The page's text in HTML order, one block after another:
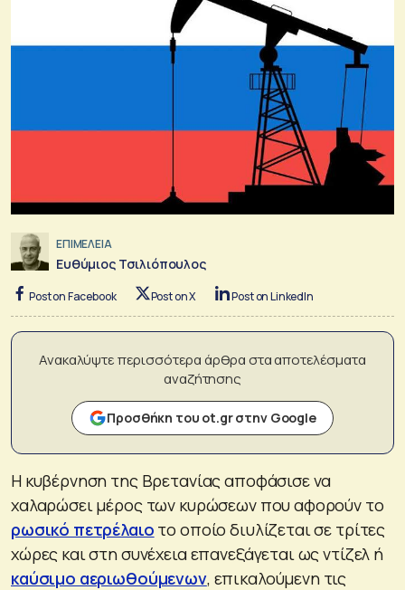
ΕΠΙΜΕΛΕΙΑ
Ευθύμιος Τσιλιόπουλος
Post on Facebook Post on X Post on LinkedIn
Ανακαλύψτε περισσότερα άρθρα στα αποτελέσματα
αναζήτησης
Προσθήκη του ot.gr στην Google
Η κυβέρνηση της Βρετανίας αποφάσισε να
χαλαρώσει μέρος των κυρώσεων που αφορούν το
ρωσικό πετρέλαιο το οποίο διυλίζεται σε τρίτες
χώρες και στη συνέχεια επανεξάγεται ως ντίζελ ή
καύσιμο αεριωθούμενων, επικαλούμενη τις